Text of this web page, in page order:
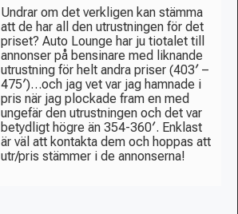
Undrar om det verkligen kan stämma
att de har all den utrustningen för det
priset? Auto Lounge har ju tiotalet till
annonser på bensinare med liknande
utrustning för helt andra priser (403′ –
475′)…och jag vet var jag hamnade i
pris när jag plockade fram en med
ungefär den utrustningen och det var
betydligt högre än 354-360′. Enklast
är väl att kontakta dem och hoppas att
utr/pris stämmer i de annonserna!